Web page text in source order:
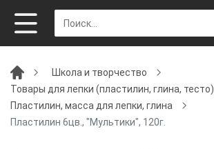
Школа и творчество
Товары для лепки (пластилин, глина, тесто)
Пластилин, масса для лепки, глина
Пластилин 6цв., "Мультики", 120г.